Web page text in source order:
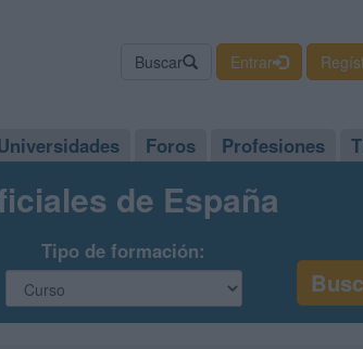
Buscar Entrar
Foros Profesiones
de España
Tipo de formación: